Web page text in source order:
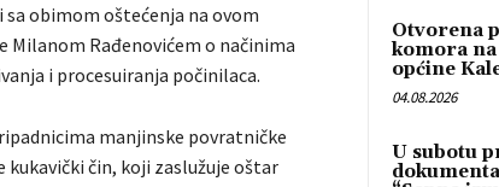
sa obimom oštećenja na ovom
Rađenovićem o načinima
i procesuiranja počinilaca.
manjinske povratničke
kukavički čin, koji zaslužuje oštar
Otvorena
komora
općine
04.08.2026
U subotu